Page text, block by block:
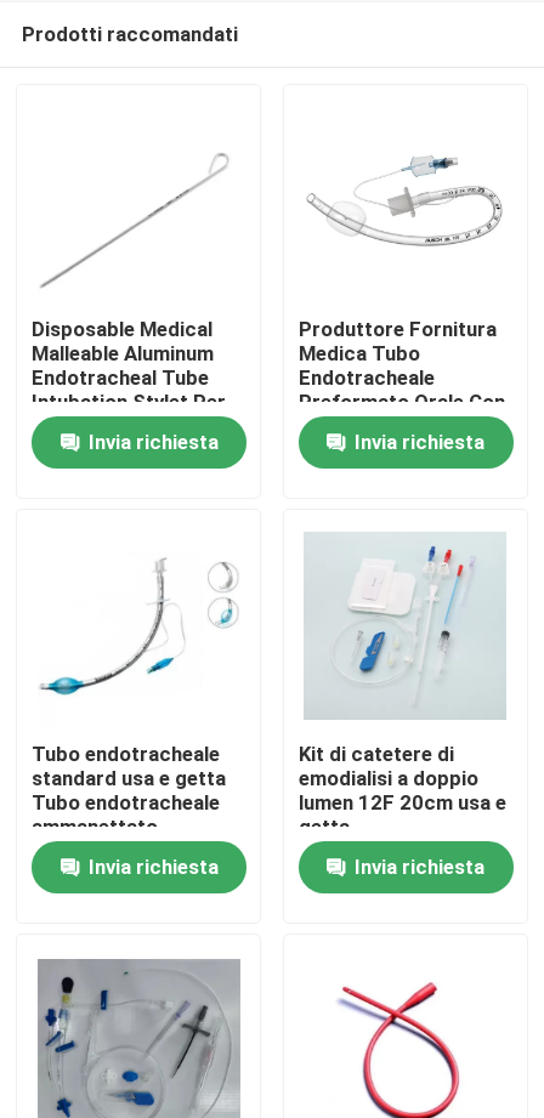
Casa.
Controllo della qualità
Contattaci
Maschera di ossigeno medica
Maschera di ossigeno Venturi
Prodotti raccomandati
Disposable Medical
Malleable Aluminum
Endotracheal Tube
Intubation Stylet Per
l'intubazione dello
stilettoInvia richiesta
Produttore Fornitura
Medica Tubo
Endotracheale
Preformato Orale Con
Manicetta
Invia richiesta
Tubo endotracheale
standard usa e getta
Tubo endotracheale
ammanettato
Invia richiesta
Kit di catetere di
emodialisi a doppio
lumen 12F 20cm usa e
getta
Invia richiesta